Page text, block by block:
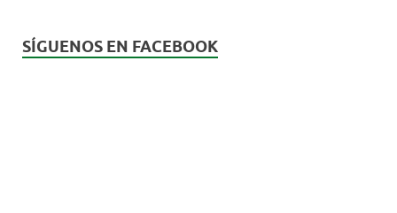
SÍGUENOS EN FACEBOOK